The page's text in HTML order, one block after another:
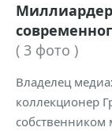
( 3 фото )
Владелец
коллекционер